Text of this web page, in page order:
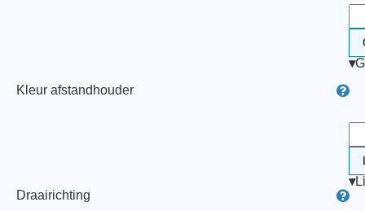
Kleur afstandhouder
▾
Draairichting
▾